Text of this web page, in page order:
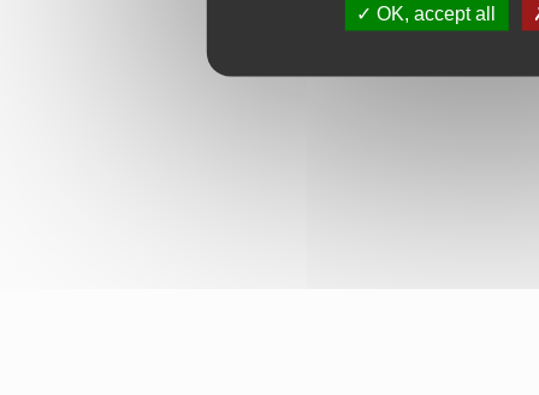
OK, accept all